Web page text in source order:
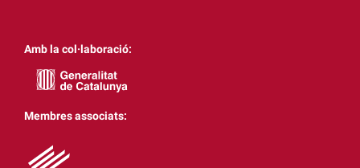
Amb la col·laboració:
Membres associats: